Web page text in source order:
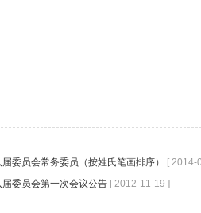
委员会常务委员（按姓氏笔画排序）
[ 2014-
委员会第一次会议公告 [ 2012-11-19 ]